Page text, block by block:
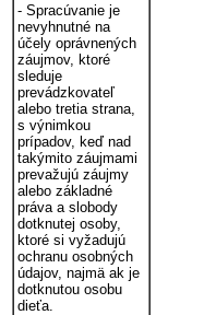
- Spracúvanie je
nevyhnutné na
účely oprávnených
záujmov, ktoré
sleduje
prevádzkovateľ
alebo tretia strana,
s výnimkou
prípadov, keď nad
takýmito záujmami
prevažujú záujmy
alebo základné
práva a slobody
dotknutej osoby,
ktoré si vyžadujú
ochranu osobných
údajov, najmä ak je
dotknutou osobu
dieťa.